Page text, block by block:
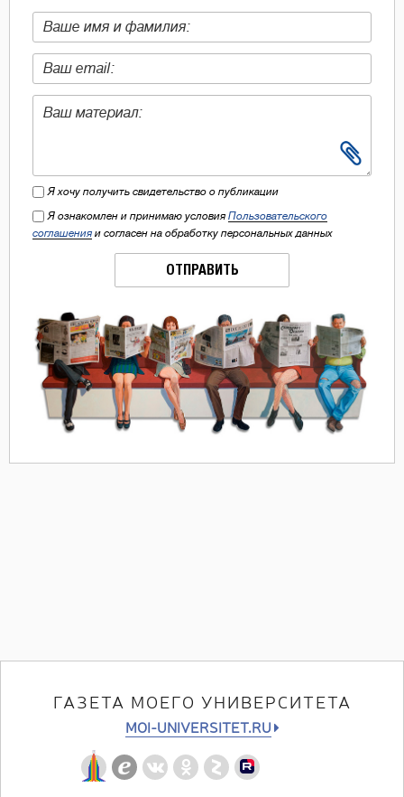
Я хочу получить свидетельство о публикации
Я ознакомлен и принимаю условия Пользовательского
соглашения и согласен на обработку персональных данных
ОТПРАВИТЬ
ГАЗЕТА МОЕГО УНИВЕРСИТЕТА
MOI-UNIVERSITET.RU